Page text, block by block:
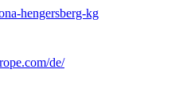
hengersberg-kg
de/